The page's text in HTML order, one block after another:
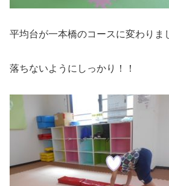
平均台が一本橋のコースに変わりま
落ちないようにしっかり！！